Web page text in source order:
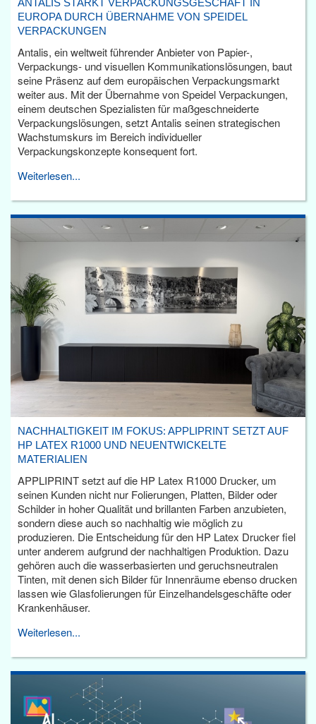
EUROPA DURCH ÜBERNAHME VON SPEIDEL
VERPACKUNGEN
Antalis, ein weltweit führender Anbieter von Papier-,
Verpackungs- und visuellen Kommunikationslösungen, baut
seine Präsenz auf dem europäischen Verpackungsmarkt
weiter aus. Mit der Übernahme von Speidel Verpackungen,
einem deutschen Spezialisten für maßgeschneiderte
Verpackungslösungen, setzt Antalis seinen strategischen
Wachstumskurs im Bereich individueller
Verpackungskonzepte konsequent fort.
Weiterlesen...
NACHHALTIGKEIT IM FOKUS: APPLIPRINT SETZT AUF
HP LATEX R1000 UND NEUENTWICKELTE
MATERIALIEN
APPLIPRINT setzt auf die HP Latex R1000 Drucker, um
seinen Kunden nicht nur Folierungen, Platten, Bilder oder
Schilder in hoher Qualität und brillanten Farben anzubieten,
sondern diese auch so nachhaltig wie möglich zu
produzieren. Die Entscheidung für den HP Latex Drucker fiel
unter anderem aufgrund der nachhaltigen Produktion. Dazu
gehören auch die wasserbasierten und geruchsneutralen
Tinten, mit denen sich Bilder für Innenräume ebenso drucken
lassen wie Glasfolierungen für Einzelhandelsgeschäfte oder
Krankenhäuser.
Weiterlesen...